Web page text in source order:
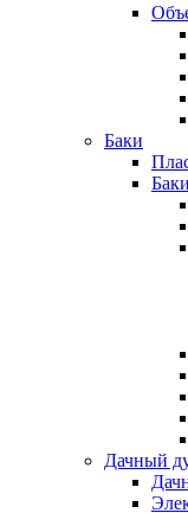
Баки
Дачный